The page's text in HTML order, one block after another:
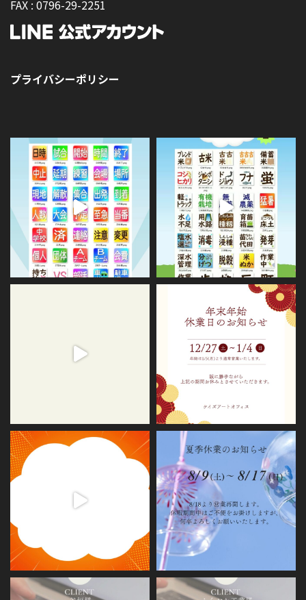
FAX : 0796-29-2251
プライバシーポリシー